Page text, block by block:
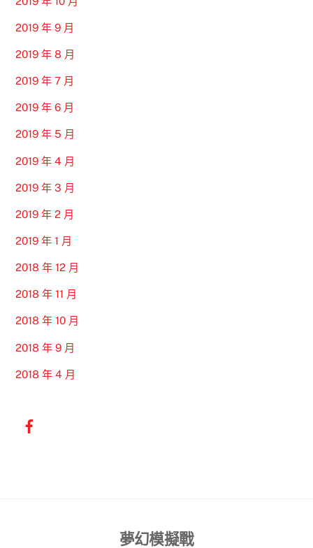
2019 年 9 月
2019 年 8 月
2019 年 7 月
2019 年 6 月
2019 年 5 月
2019 年 4 月
2019 年 3 月
2019 年 2 月
2019 年 1 月
2018 年 12 月
2018 年 11 月
2018 年 10 月
2018 年 9 月
2018 年 4 月
Back
夢幻模擬戰